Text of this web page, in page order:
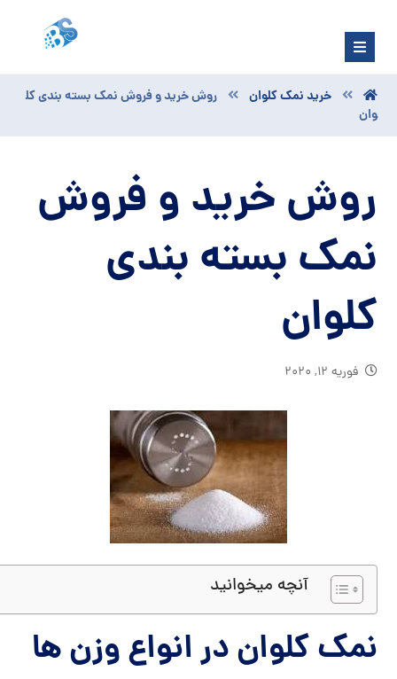
خرید نمک کلوان
روش خرید و فروش نمک بسته بندی کل
وان
روش خرید و فروش
نمک بسته بندی
کلوان
فوریه ۱۲, ۲۰۲۰
آنچه میخوانید
نمک کلوان در انواع وزن ها